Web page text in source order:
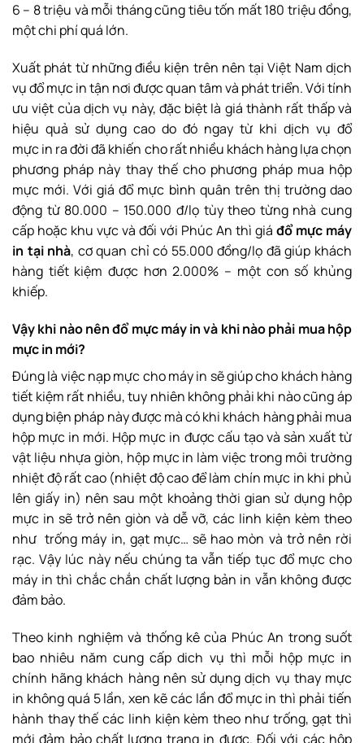
6 – 8 triệu và mỗi tháng cũng tiêu tốn mất 180 triệu đồng,
một chi phí quá lớn.
Xuất phát từ những điều kiện trên nên tại Việt Nam dịch
vụ đổ mực in tận nơi được quan tâm và phát triển. Với tính
ưu việt của dịch vụ này, đặc biệt là giá thành rất thấp và
hiệu quả sử dụng cao do đó ngay từ khi dịch vụ đổ
mực in ra đời đã khiến cho rất nhiều khách hàng lựa chọn
phương pháp này thay thế cho phương pháp mua hộp
mực mới. Với giá đổ mực bình quân trên thị trường dao
động từ 80.000 – 150.000 đ/lọ tùy theo từng nhà cung
cấp hoặc khu vực và đối với Phúc An thì giá đổ mực máy
in tại nhà, cơ quan chỉ có 55.000 đồng/lọ đã giúp khách
hàng tiết kiệm được hơn 2.000% – một con số khủng
khiếp.
Vậy khi nào nên đổ mực máy in và khi nào phải mua hộp
mực in mới?
Đúng là việc nạp mực cho máy in sẽ giúp cho khách hàng
tiết kiệm rất nhiều, tuy nhiên không phải khi nào cũng áp
dụng biện pháp này được mà có khi khách hàng phải mua
hộp mực in mới. Hộp mực in được cấu tạo và sản xuất từ
vật liệu nhựa giòn, hộp mực in làm việc trong môi trường
nhiệt độ rất cao (nhiệt độ cao để làm chín mực in khi phủ
lên giấy in) nên sau một khoảng thời gian sử dụng hộp
mực in sẽ trở nên giòn và dễ vỡ, các linh kiện kèm theo
như trống máy in, gạt mực… sẽ hao mòn và trở nên rời
rạc. Vậy lúc này nếu chúng ta vẫn tiếp tục đổ mực cho
máy in thì chắc chắn chất lượng bản in vẫn không được
đảm bảo.
Theo kinh nghiệm và thống kê của Phúc An trong suốt
bao nhiêu năm cung cấp dich vụ thì mỗi hộp mực in
chính hãng khách hàng nên sử dụng dịch vụ thay mực
in không quá 5 lần, xen kẽ các lần đổ mực in thì phải tiến
hành thay thế các linh kiện kèm theo như trống, gạt thì
mới đảm bảo chất lượng trang in được. Đối với các hộp